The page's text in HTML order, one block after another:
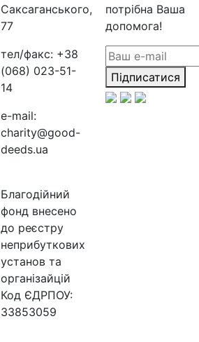
Саксаганського,
77
тел/факс: +38
(068) 023-51-
14
e-mail:
charity@good-
deeds.ua
Благодійний
фонд внесено
до реєстру
неприбуткових
установ та
організайцій
Код ЄДРПОУ:
33853059
потрібна Ваша
допомога!
Підписатися